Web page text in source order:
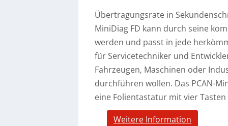
Übertragungsrate in
MiniDiag FD kann durch seine
werden und passt in jede
für Servicetechniker und
Fahrzeugen, Maschinen oder
durchführen wollen. Das PCAN-
eine Folientastatur mit vier
Weitere Information